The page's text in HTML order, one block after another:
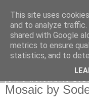
Mosaic by
This site uses
and to analyze traffic.
shared with Google
metrics to ensure
statistics, and to